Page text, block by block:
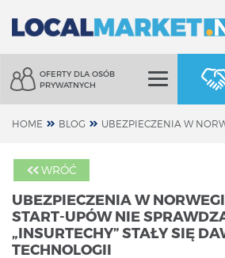
OFERTY DLA OSÓB
PRYWATNYCH
HOME BLOG
WRÓĆ
UBEZPIECZENIA W
START-UPÓW NIE
„INSURTECHY” STAŁY SIĘ
TECHNOLOGII